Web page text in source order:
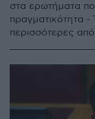
στα ερωτήματα
πραγματικότητα
περισσότερες